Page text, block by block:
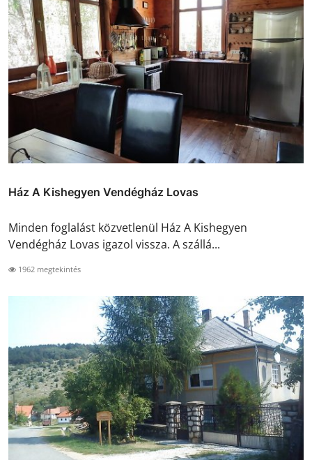
Ház A Kishegyen Vendégház Lovas
Minden foglalást közvetlenül Ház A Kishegyen
Vendégház Lovas igazol vissza. A szállá...
1962 megtekintés